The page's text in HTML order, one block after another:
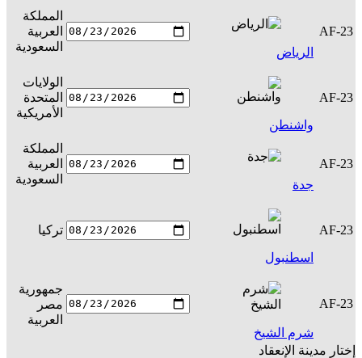
AF-23
الرياض
المملكة
العربية
السعودية
AF-23
واشنطن
الولايات
المتحدة
الأمريكية
AF-23
جدة
المملكة
العربية
السعودية
AF-23
اسطنبول
تركيا
AF-23
شرم الشيخ
جمهورية
مصر
العربية
إختار مدينة الإنعقاد